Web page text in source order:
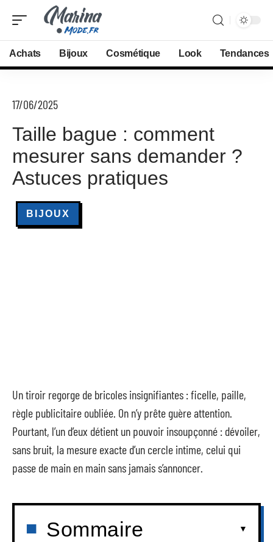
Achats Bijoux Cosmétique Look Tendances
17/06/2025
Taille bague : comment
mesurer sans demander ?
Astuces pratiques
BIJOUX
Un tiroir regorge de bricoles insignifiantes : ficelle, paille,
règle publicitaire oubliée. On n’y prête guère attention.
Pourtant, l’un d’eux détient un pouvoir insoupçonné : dévoiler,
sans bruit, la mesure exacte d’un cercle intime, celui qui
passe de main en main sans jamais s’annoncer.
Sommaire